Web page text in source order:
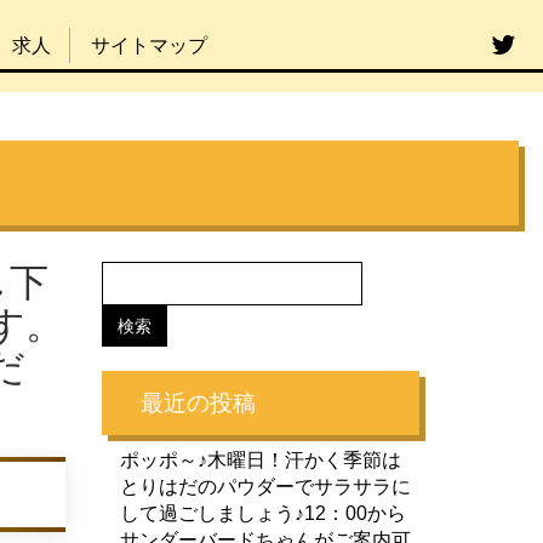
求人 サイトマップ
最近の投稿
ポッポ～♪木曜日！汗かく季節は
とりはだのパウダーでサラサラに
して過ごしましょう♪12：00から